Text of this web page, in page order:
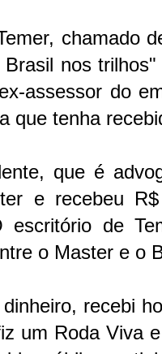
chamado
Brasil nos
assessor do
que tenha
que é
e recebeu
escritório de
o Master e o
dinheiro, recebi
um Roda Viva